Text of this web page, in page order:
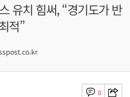
유치 힘써, “경기도가 반
적”
0